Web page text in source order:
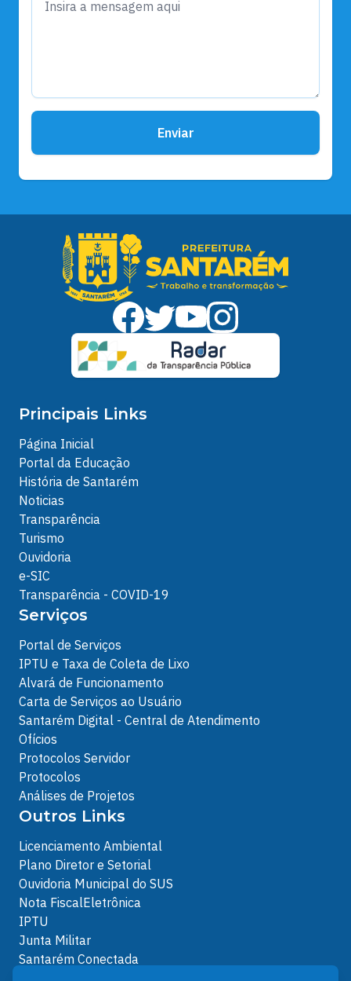
Enviar
Principais Links
Página Inicial
Portal da Educação
História de Santarém
Noticias
Transparência
Turismo
Ouvidoria
e-SIC
Transparência - COVID-19
Serviços
Portal de Serviços
IPTU e Taxa de Coleta de Lixo
Alvará de Funcionamento
Carta de Serviços ao Usuário
Santarém Digital - Central de Atendimento
Ofícios
Protocolos Servidor
Protocolos
Análises de Projetos
Outros Links
Licenciamento Ambiental
Plano Diretor e Setorial
Ouvidoria Municipal do SUS
Nota FiscalEletrônica
IPTU
Junta Militar
Santarém Conectada